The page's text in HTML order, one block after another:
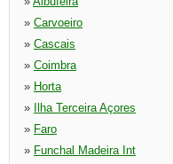
» Carvoeiro
» Cascais
» Coimbra
» Horta
»
Ilha Terceira Açores
» Faro
» Funchal Madeira Int